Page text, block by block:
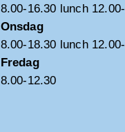
8.00-16.30 lunch
Onsdag
8.00-18.30 lunch
Fredag
8.00-12.30